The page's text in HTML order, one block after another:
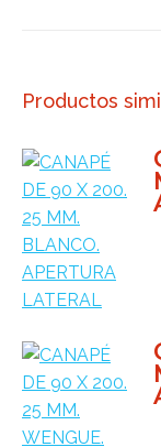
Productos